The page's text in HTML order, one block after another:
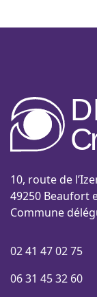
C
10, route de
49250 Beaufort
Commune
02 41 47 02 75
06 31 45 32 60